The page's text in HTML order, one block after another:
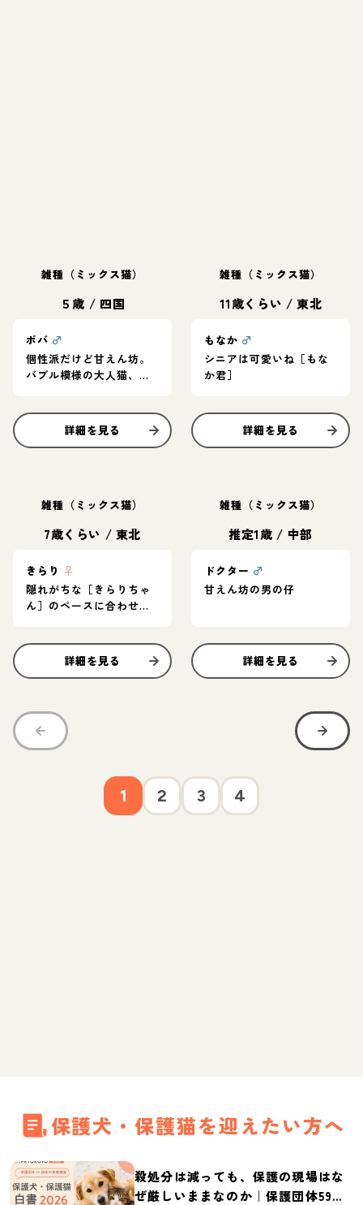
雑種（ミックス猫）
５歳 / 四国
ボバ ♂
個性派だけど甘えん坊。
バブル模様の大人猫、ボ
詳細を見る
雑種（ミックス猫）
11歳くらい /東北
もなか ♂
シニアは可愛いね［もな
か君］
詳細を見る
雑種（ミックス猫）
7歳くらい / 東北
きらり ♀
隠れがちな［きらりちゃ
ん］のペースに合わせて
詳細を見る
雑種（ミックス猫）
推定1歳 / 中部
ドクター ♂
甘えん坊の男の仔
詳細を見る
1 2 3 4
保護犬・保護猫を迎えたい方へ
殺処分は減っても、保護の現場はな
ぜ厳しいままなのか｜保護団体59団